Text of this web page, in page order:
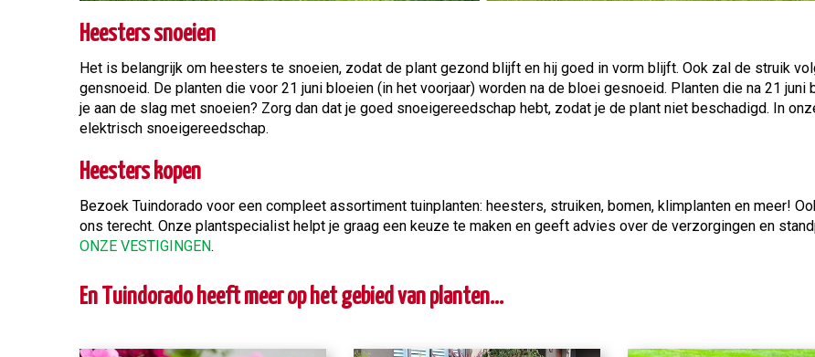
Heesters snoeien
Het is belangrijk om heesters te snoeien, zodat de plant gezond blijft en hij goed in vorm blijft. Ook zal de struik
gensnoeid. De planten die voor 21 juni bloeien (in het voorjaar) worden na de bloei gesnoeid. Planten die na 21
je aan de slag met snoeien? Zorg dan dat je goed snoeigereedschap hebt, zodat je de plant niet beschadigd. In
elektrisch snoeigereedschap.
Heesters kopen
Bezoek Tuindorado voor een compleet assortiment tuinplanten: heesters, struiken, bomen, klimplanten en meer!
ons terecht. Onze plantspecialist helpt je graag een keuze te maken en geeft advies over de verzorgingen en
ONZE VESTIGINGEN.
En Tuindorado heeft meer op het gebied van planten...